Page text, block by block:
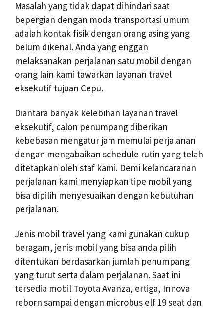
Masalah yang tidak dapat dihindari saat
bepergian dengan moda transportasi umum
adalah kontak fisik dengan orang asing yang
belum dikenal. Anda yang enggan
melaksanakan perjalanan satu mobil dengan
orang lain kami tawarkan layanan travel
eksekutif tujuan Cepu.
Diantara banyak kelebihan layanan travel
eksekutif, calon penumpang diberikan
kebebasan mengatur jam memulai perjalanan
dengan mengabaikan schedule rutin yang telah
ditetapkan oleh staf kami. Demi kelancaranan
perjalanan kami menyiapkan tipe mobil yang
bisa dipilih menyesuaikan dengan kebutuhan
perjalanan.
Jenis mobil travel yang kami gunakan cukup
beragam, jenis mobil yang bisa anda pilih
ditentukan berdasarkan jumlah penumpang
yang turut serta dalam perjalanan. Saat ini
tersedia mobil Toyota Avanza, ertiga, Innova
reborn sampai dengan microbus elf 19 seat dan